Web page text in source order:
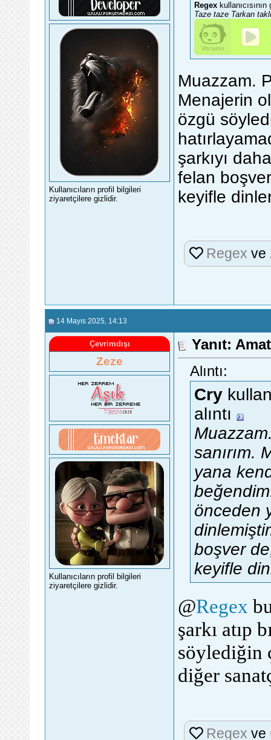
Kullanıcıların profil bilgileri
ziyaretçilere gizlidir.
Regex
Taze taze Tarkan
Muazzam.
Menajerin
özgü
şarkıyı
felan
keyifle
Regex ve
14 Mayıs 2025 , 14:13
Çevrimdışı
Zeze
Kullanıcıların profil bilgileri
ziyaretçilere gizlidir.
Yanıt:
Alıntı:
Cry
alıntı
sanırım.
yana
önceden
boşver
keyifle
@Regex
şarkı atıp
söylediğin
diğer
Regex ve